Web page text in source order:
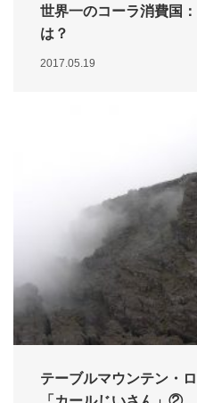
世界一のコーラ消費国
は？
2017.05.19
テーブルマウンテン・